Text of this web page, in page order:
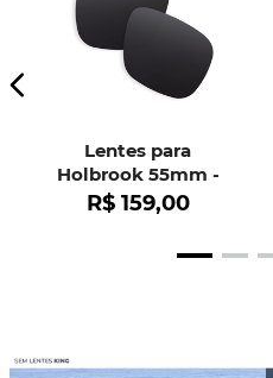
Lentes para
Holbrook 55mm -
OO9102
R$ 159,00